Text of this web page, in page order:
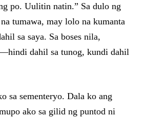
po. Uulitin natin.” Sa dulo ng
tumawa, may lolo na kumanta
sa saya. Sa boses nila,
dahil sa tunog, kundi dahil
sa sementeryo. Dala ko ang
ako sa gilid ng puntod ni